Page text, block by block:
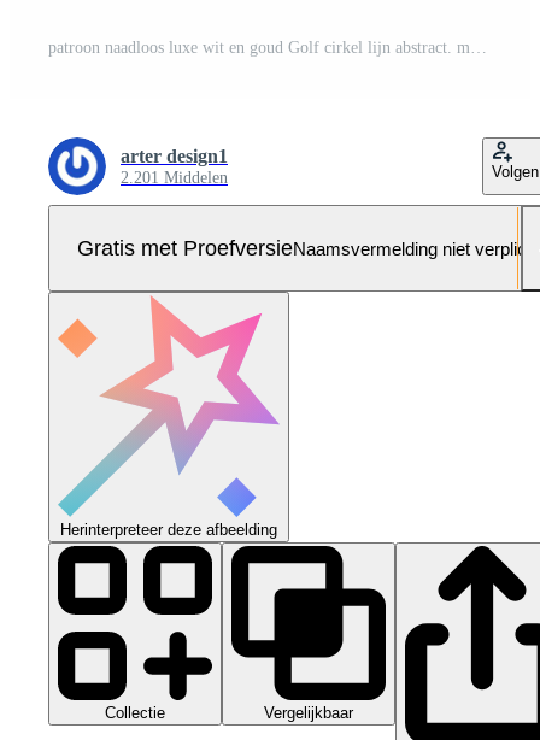
patroon naadloos luxe wit en goud Golf cirkel lijn abstract. meetkundig lijn panorama vector ontwerp voor Kerstmis achtergrond Pro-Vector en Pro-SVG
arter design1
2.201 Middelen Volgen
Gratis met ProefversieNaamsvermelding niet verplicht
Herinterpreteer deze afbeelding
Collectie Vergelijkbaar